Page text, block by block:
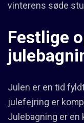
vinterens søde
Festlige
Julen er en tid
julefejring er
Julebagning er